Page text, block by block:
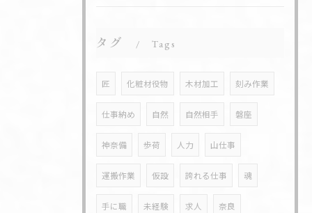
タグ Tags
匠 化粧材役物 木材加工 刻み作業
仕事納め 自然 自然相手 磐座
神奈備 歩荷 人力 山仕事
運搬作業 仮設 誇れる仕事 魂
手に職 未経験 求人 奈良